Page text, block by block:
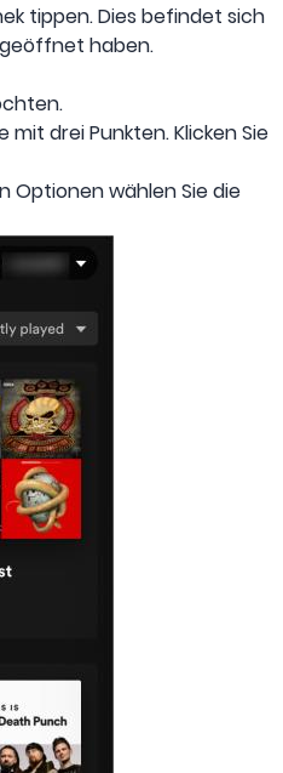
tippen. Dies befindet sich
haben.
drei Punkten. Klicken Sie
Optionen wählen Sie die